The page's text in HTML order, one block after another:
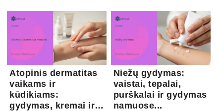
Atopinis dermatitas
vaikams ir
kūdikiams:
gydymas, kremai ir
Niežų gydymas:
vaistai, tepalai,
purškalai ir gydymas
namuose...